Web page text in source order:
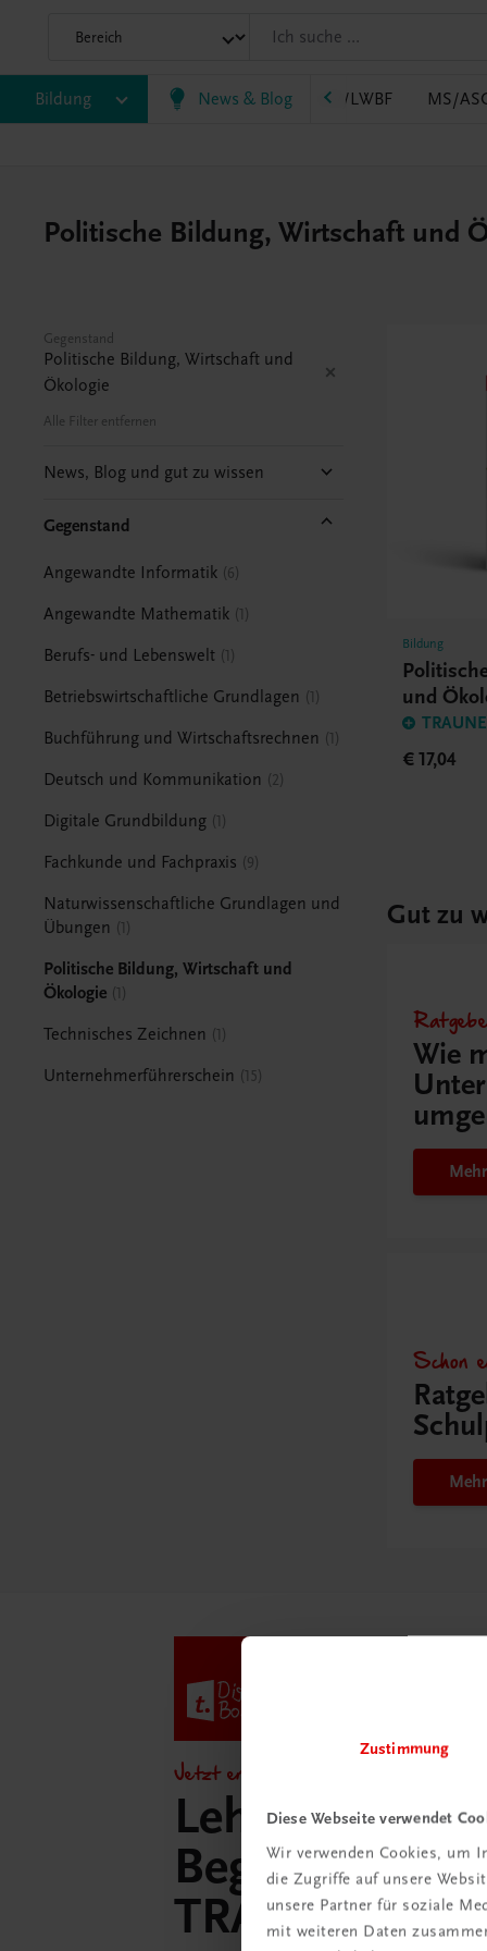
Zustimmung
Diese Webseite verwendet
Wir verwenden Cookies, um
die Zugriffe auf unsere
unsere Partner für soziale
mit weiteren Daten
Bildung News & Blog
HLT/Kolleg HLW HTL/FS LW/LWBF MS/
Politische Bildung, Wirtschaft und
Gegenstand
Politische Bildung, Wirtschaft und
Ökologie
Alle Filter entfernen
News, Blog und gut zu wissen
Gegenstand
Angewandte Informatik 6
Angewandte Mathematik 1
Berufs- und Lebenswelt 1
Betriebswirtschaftliche Grundlagen 1
Buchführung und Wirtschaftsrechnen 1
Deutsch und Kommunikation 2
Digitale Grundbildung 1
Fachkunde und Fachpraxis 9
Naturwissenschaftliche Grundlagen und
Übungen
1
Politische Bildung, Wirtschaft und
Ökologie 1
Technisches Zeichnen 1
Unternehmerführerschein 15
Bildung
und
€ 17,04
Gut zu
Wie
Schon
Jetzt entdecken!
Lehrer/innen-
Begleitpakete
TRAUNER-